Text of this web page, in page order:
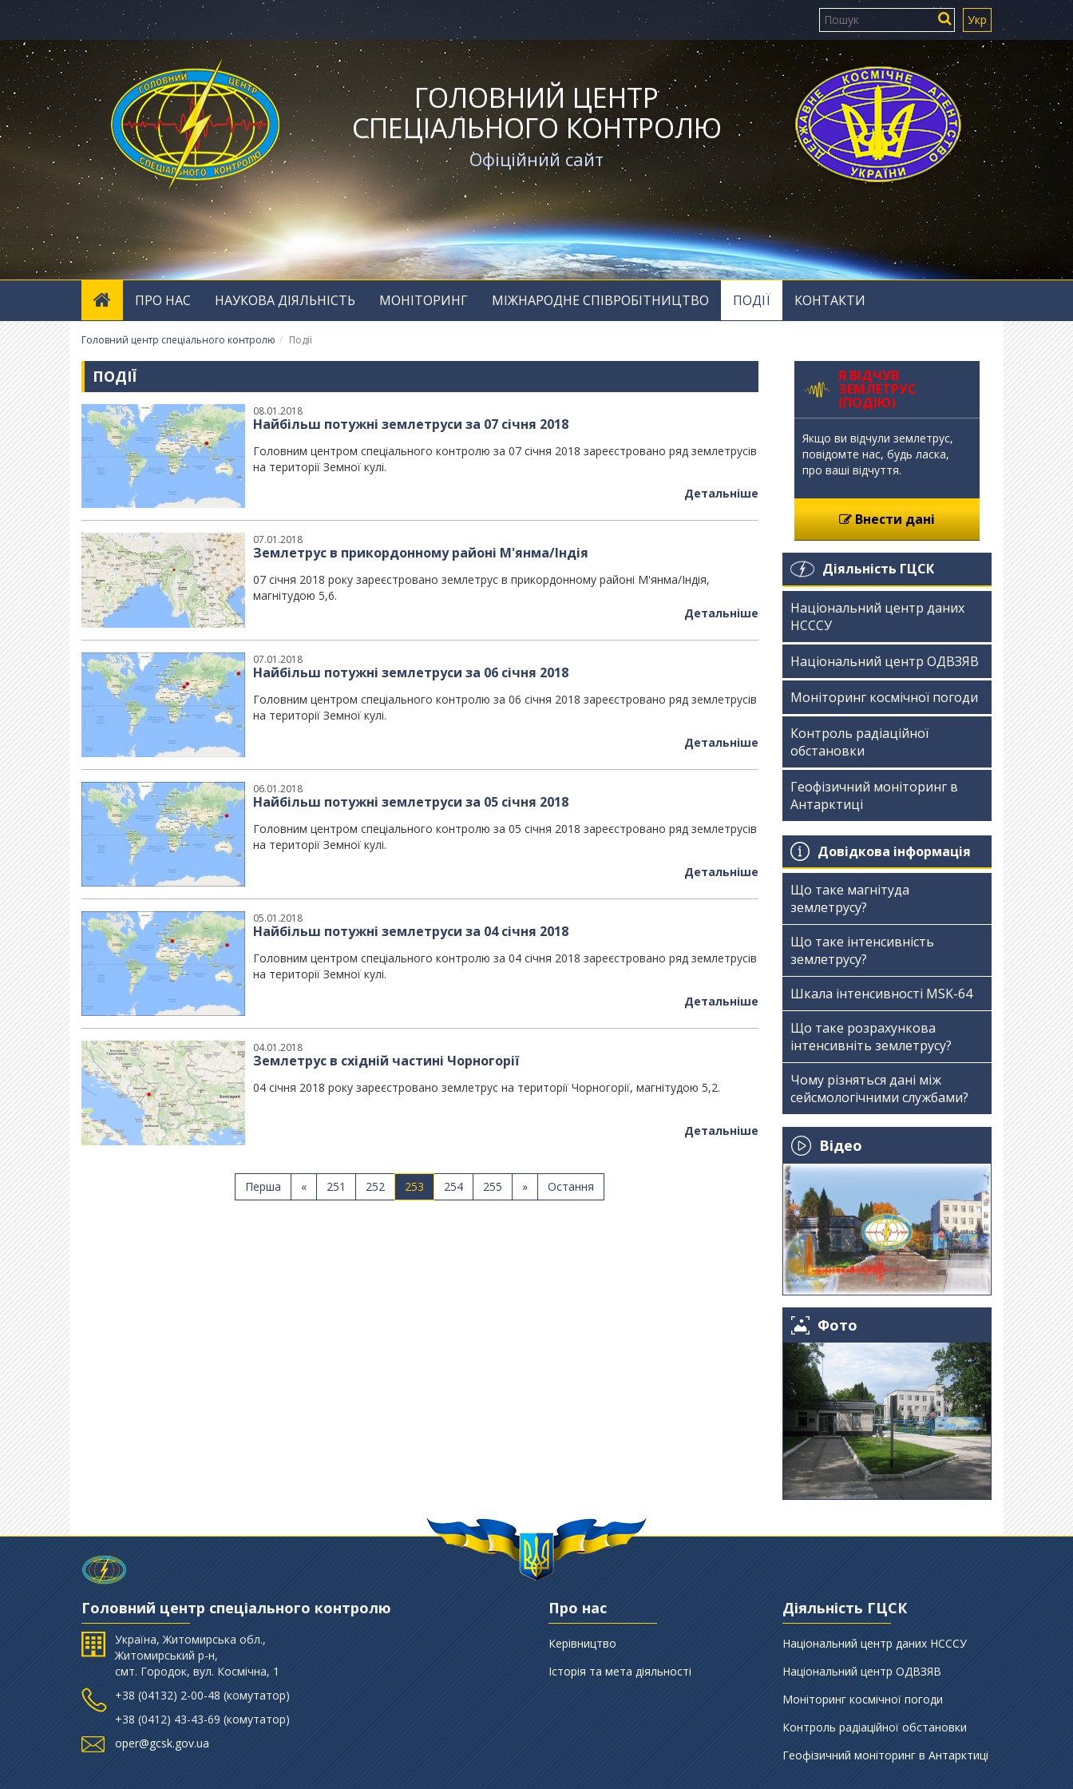
Укр
ГОЛОВНИЙ ЦЕНТР
СПЕЦІАЛЬНОГО КОНТРОЛЮ
Офіційний сайт
ПРО НАС НАУКОВА ДІЯЛЬНІСТЬ МОНІТОРИНГ МІЖНАРОДНЕ СПІВРОБІТНИЦТВО ПОДІЇ КОНТАКТИ
Головний центр спеціального контролю Події
ПОДІЇ
08.01.2018
Найбільш потужні землетруси за 07 січня 2018
Головним центром спеціального контролю за 07 січня 2018 зареєстровано ряд землетрусів
на території Земної кулі.
Детальніше
07.01.2018
Землетрус в прикордонному районі М'янма/Індія
07 січня 2018 року зареєстровано землетрус в прикордонному районі М'янма/Індія,
магнітудою 5,6.
Детальніше
07.01.2018
Найбільш потужні землетруси за 06 січня 2018
Головним центром спеціального контролю за 06 січня 2018 зареєстровано ряд землетрусів
на території Земної кулі.
Детальніше
06.01.2018
Найбільш потужні землетруси за 05 січня 2018
Головним центром спеціального контролю за 05 січня 2018 зареєстровано ряд землетрусів
на території Земної кулі.
Детальніше
05.01.2018
Найбільш потужні землетруси за 04 січня 2018
Головним центром спеціального контролю за 04 січня 2018 зареєстровано ряд землетрусів
на території Земної кулі.
Детальніше
04.01.2018
Землетрус в східній частині Чорногорії
04 січня 2018 року зареєстровано землетрус на території Чорногорії, магнітудою 5,2.
Детальніше
Перша « 251 252 253 254 255 » Остання
Я ВІДЧУВ
ЗЕМЛЕТРУС
(ПОДІЮ)
Якщо ви відчули землетрус,
повідомте нас, будь ласка,
про ваші відчуття.
Внести дані
Діяльність ГЦСК
Національний центр даних
НСССУ
Національний центр ОДВЗЯВ
Моніторинг космічної погоди
Контроль радіаційної
обстановки
Геофізичний моніторинг в
Антарктиці
Довідкова інформація
Що таке магнітуда
землетрусу?
Що таке інтенсивність
землетрусу?
Шкала інтенсивності МSK-64
Що таке розрахункова
інтенсивніть землетрусу?
Чому різняться дані між
сейсмологічними службами?
Відео
Фото
Головний центр спеціального контролю
Україна, Житомирська обл.,
Житомирський р-н,
смт. Городок, вул. Космічна, 1
+38 (‎04132) 2-00-48 (комутатор)
+38 (0412) 43-43-69 (комутатор)
oper@gcsk.gov.ua
Про нас
Керівництво
Історія та мета діяльності
Діяльність ГЦСК
Національний центр даних НСССУ
Національний центр ОДВЗЯВ
Моніторинг космічної погоди
Контроль радіаційної обстановки
Геофізичний моніторинг в Антарктиці